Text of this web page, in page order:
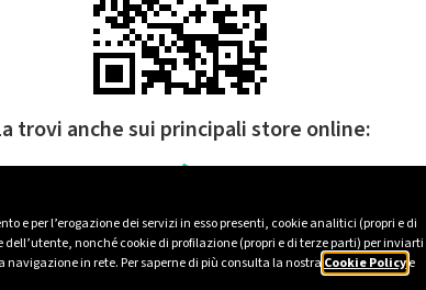
e per l’erogazione dei servizi in esso presenti, cookie analitici (propri e di
nonché cookie di profilazione (propri e di terze parti) per inviarti
in rete. Per saperne di più consulta la nostra Cookie Policye
trovi anche sui principali store online: